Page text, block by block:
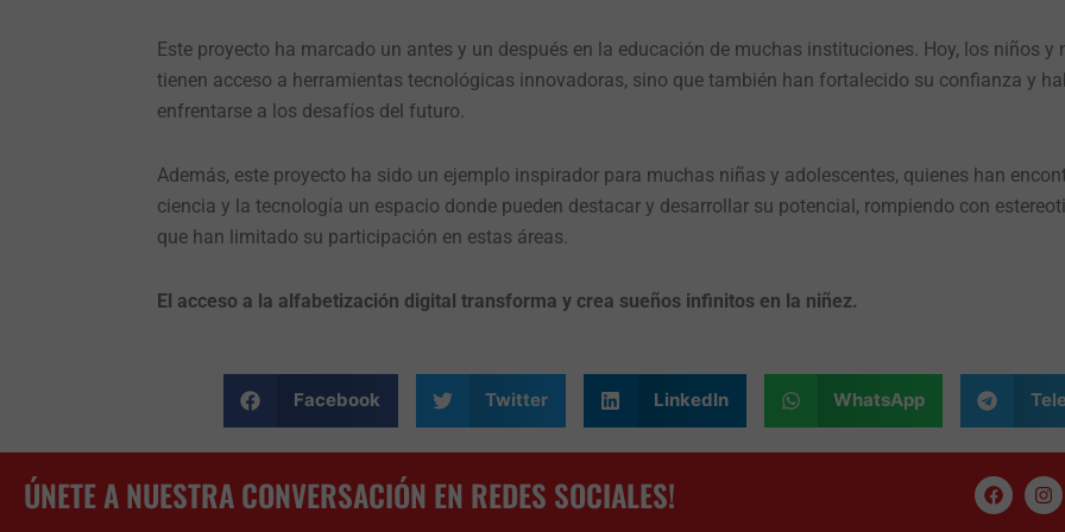
Este proyecto ha marcado un antes y un después en la educación de muchas instituciones. Hoy, los niños y
tienen acceso a herramientas tecnológicas innovadoras, sino que también han fortalecido su confianza y
enfrentarse a los desafíos del futuro.
Además, este proyecto ha sido un ejemplo inspirador para muchas niñas y adolescentes, quienes han
ciencia y la tecnología un espacio donde pueden destacar y desarrollar su potencial, rompiendo con
que han limitado su participación en estas áreas.
El acceso a la alfabetización digital transforma y crea sueños infinitos en la niñez.
Facebook Twitter LinkedIn WhatsApp
ÚNETE A NUESTRA CONVERSACIÓN EN REDES SOCIALES!
F
a
c
I
n
s